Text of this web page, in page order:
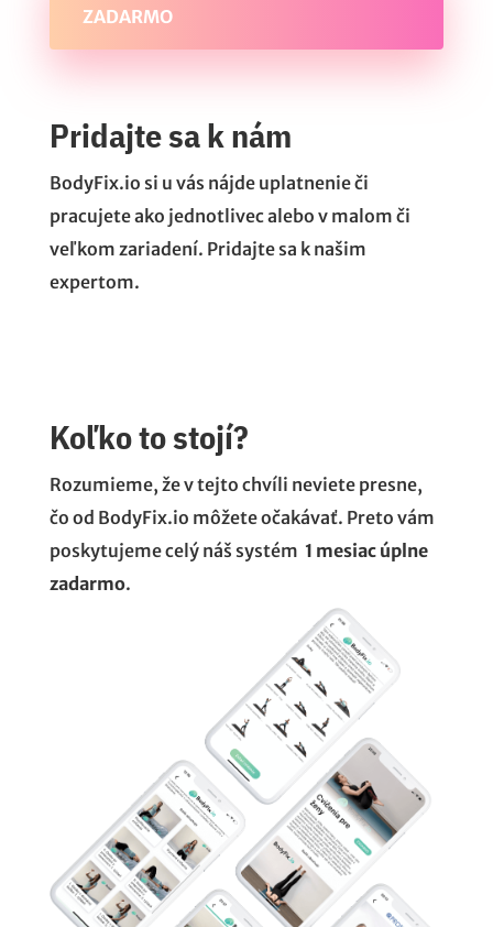
ZADARMO
Pridajte sa k nám
BodyFix.io si u vás nájde uplatnenie či
pracujete ako jednotlivec alebo v malom či
veľkom zariadení. Pridajte sa k našim
expertom.
Koľko to stojí?
Rozumieme, že v tejto chvíli neviete presne,
čo od BodyFix.io môžete očakávať. Preto vám
poskytujeme celý náš systém 1 mesiac úplne
zadarmo.